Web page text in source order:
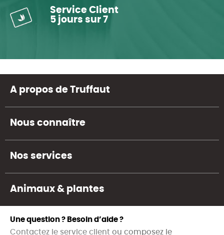
Service Client
5 jours sur 7
A propos de Truffaut
Nous connaître
Nos services
Animaux & plantes
Une question ? Besoin d’aide ?
Contactez le service client ou composez le